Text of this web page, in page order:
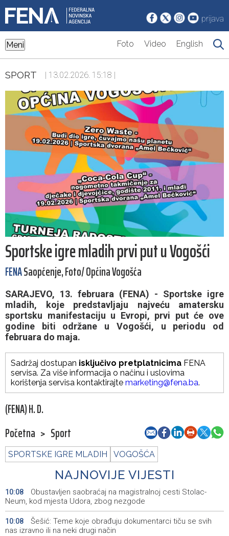
prijava
Meni Foto Video English
SPORT | 13.02.2026. 15:18 |
Sportske igre mladih prvi put u Vogošći
FENASaopćenje, Foto/ Općina Vogošća
SARAJEVO, 13. februara (FENA) - Sportske igre
mladih, koje predstavljaju najveću amatersku
sportsku manifestaciju u Evropi, prvi put će ove
godine biti održane u Vogošći, u periodu od
februara do maja.
Sadržaj dostupan isključivo pretplatnicima FENA
servisa. Za više informacija o načinu i uslovima
korištenja servisa kontaktirajte marketing@fena.ba.
(FENA) H. D.
Početna > Sport
SPORTSKE IGRE MLADIH VOGOŠĆA
NAJNOVIJE VIJESTI
10:08
Obustavljen saobraćaj na magistralnoj cesti Stolac-
Neum, kod mjesta Udora, zbog nezgode
10:08
Šešić: Teme koje obrađuju dokumentarci tiču se svih
nas izravno ili na neki drugi način